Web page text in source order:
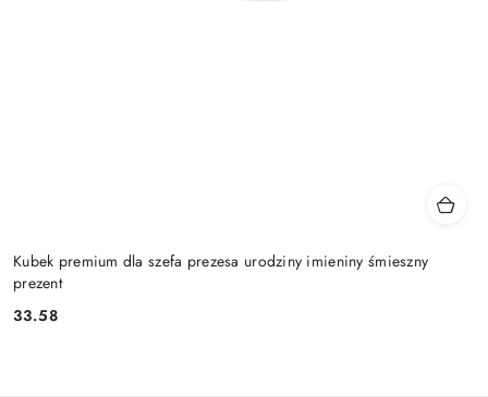
Kubek premium dla szefa prezesa urodziny imieniny śmieszny
prezent
Cena:
33.58